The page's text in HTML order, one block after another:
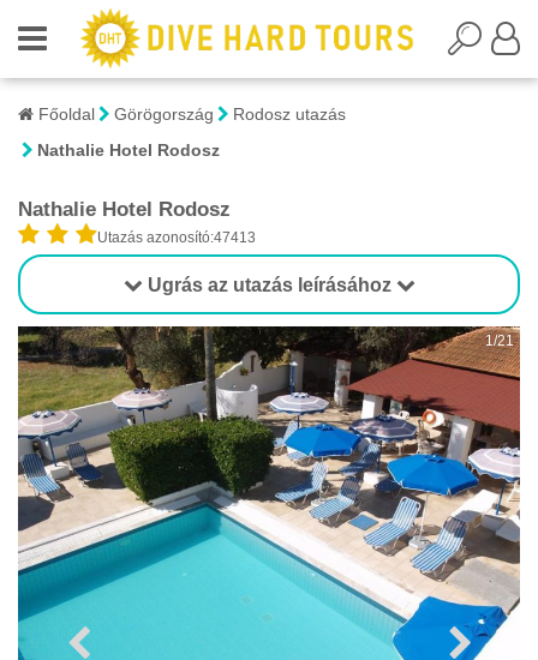
Főoldal Görögország
Rodosz utazás
Nathalie Hotel Rodosz
Nathalie Hotel Rodosz
Utazás azonosító:47413
Ugrás az utazás leírásához
1/21